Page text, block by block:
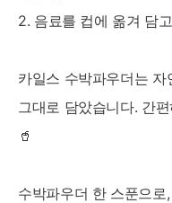
2. 음료를 컵에 옮겨 담
카일스 수박파우더는
그대로 담았습니다. 간
🥤
수박파우더 한 스푼으